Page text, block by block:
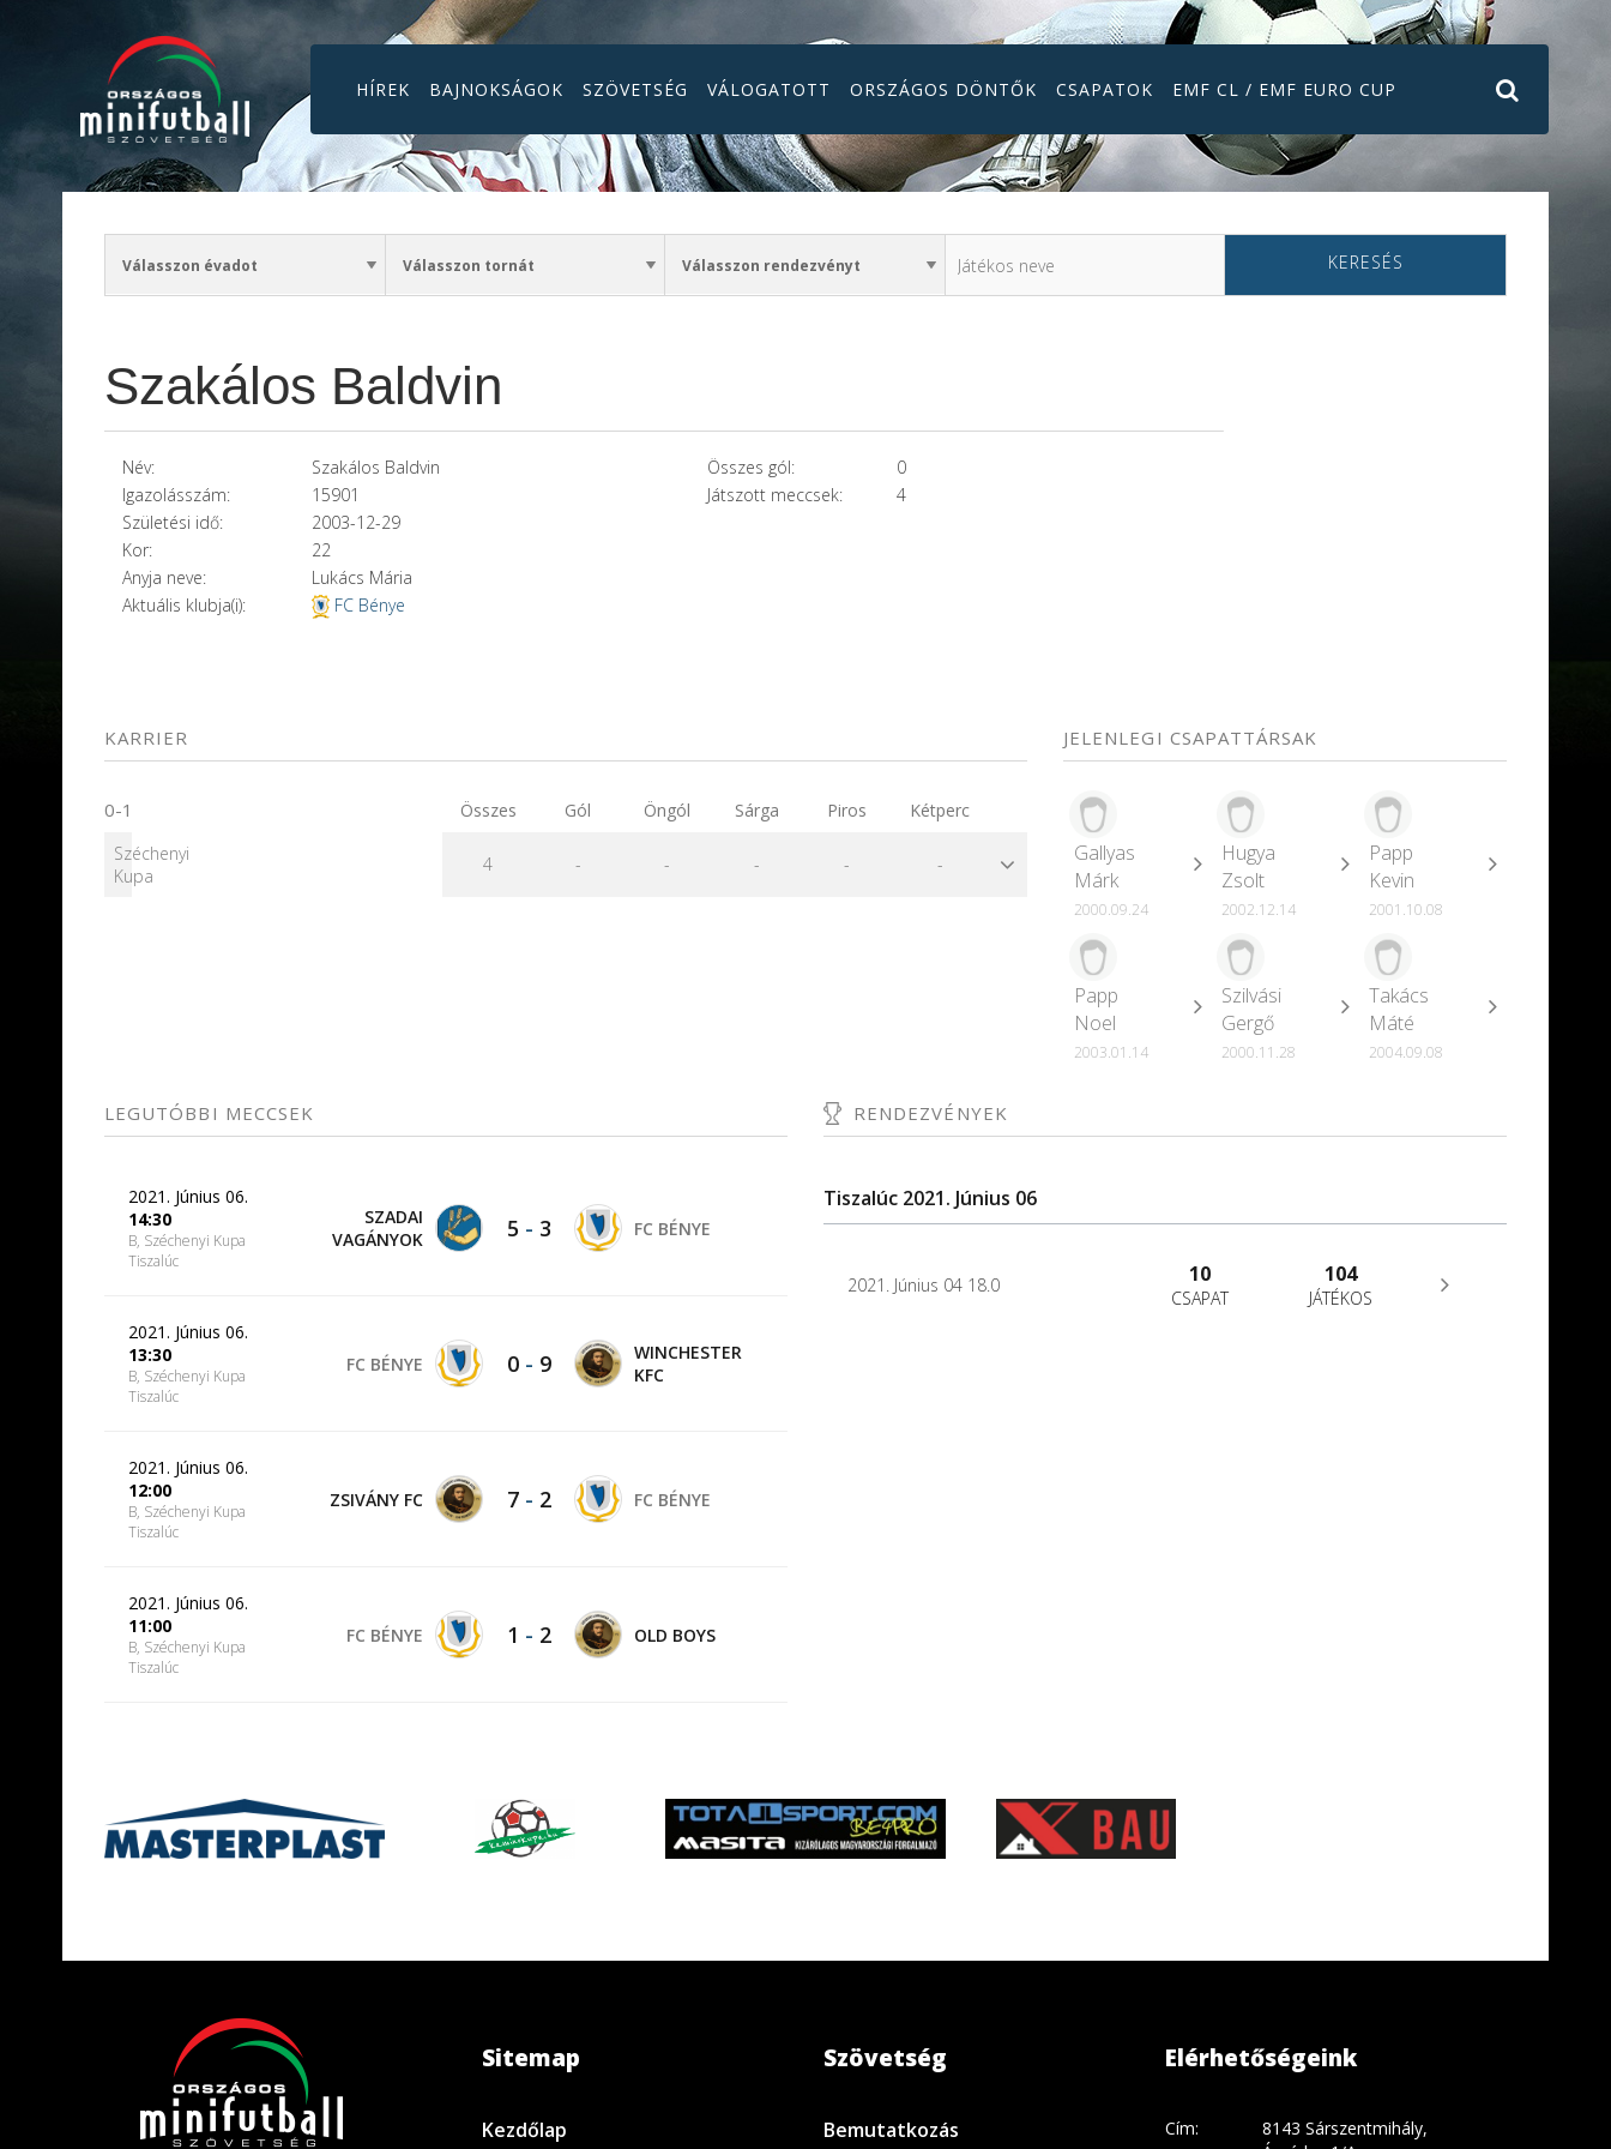
HÍREK BAJNOKSÁGOK SZÖVETSÉG VÁLOGATOTT ORSZÁGOS DÖNTŐK CSAPATOK EMF CL / EMF EURO CUP
KERESÉS
Szakálos Baldvin
Név:
Szakálos Baldvin
Igazolásszám:
15901
Születési idő:
2003-12-29
Kor:
22
Anyja neve:
Lukács Mária
Aktuális klubja(i):
FC Bénye
Összes gól:
0
Játszott meccsek:
4
KARRIER
0-1 Összes Gól Öngól Sárga Piros
Kétperc
Széchenyi
Kupa
4 - - - - -
JELENLEGI CSAPATTÁRSAK
Gallyas
Márk
2000.09.24
Hugya
Zsolt
2002.12.14
Papp
Kevin
2001.10.08
Papp
Noel
2003.01.14
Szilvási
Gergő
2000.11.28
Takács
Máté
2004.09.08
LEGUTÓBBI MECCSEK
2021. Június 06.
14:30
B, Széchenyi Kupa
Tiszalúc
SZADAI
VAGÁNYOK
5 - 3 FC BÉNYE
2021. Június 06.
13:30
B, Széchenyi Kupa
Tiszalúc
FC BÉNYE 0- 9
WINCHESTER
KFC
2021. Június 06.
12:00
B, Széchenyi Kupa
Tiszalúc
ZSIVÁNY FC 7- 2 FC BÉNYE
2021. Június 06.
11:00
B, Széchenyi Kupa
Tiszalúc
FC BÉNYE 1 - 2 OLD BOYS
RENDEZVÉNYEK
Tiszalúc 2021. Június 06
2021. Június 04 18.0 10
CSAPAT
104
JÁTÉKOS
Sitemap
Kezdőlap
Szövetség
Bemutatkozás
Elérhetőségeink
Cím:
8143 Sárszentmihály,